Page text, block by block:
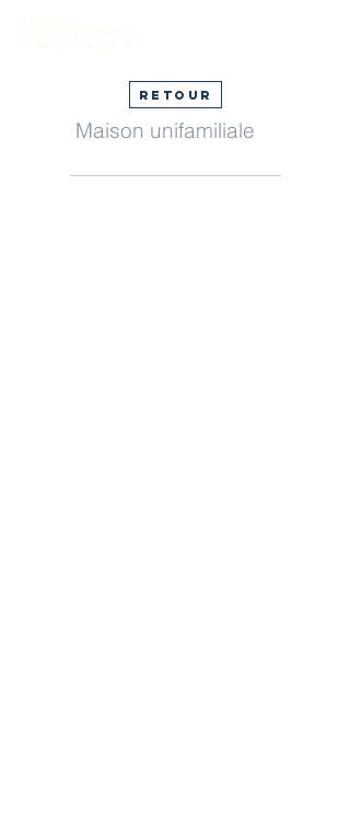
Retour
Maison unifamiliale